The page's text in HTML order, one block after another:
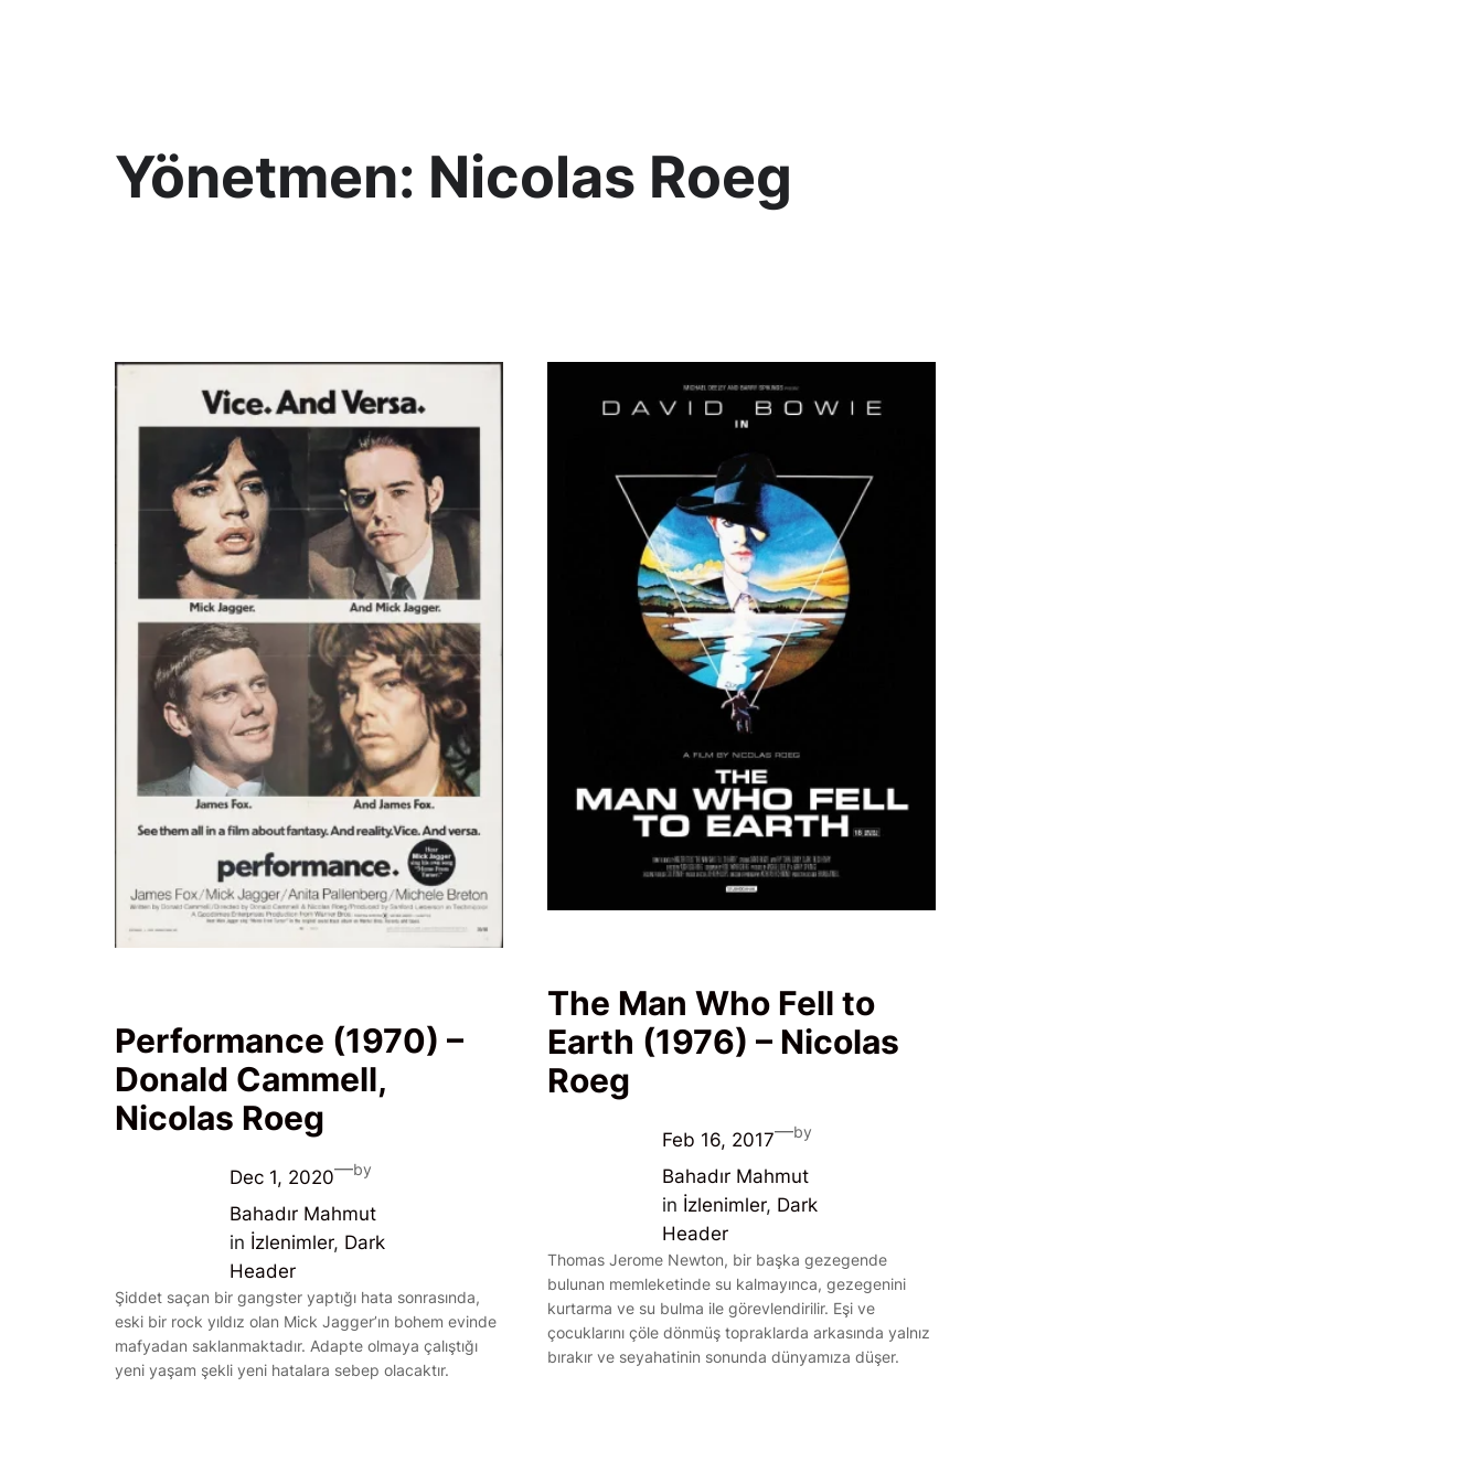
Yönetmen: Nicolas Roeg
Performance (1970) –
Donald Cammell,
Nicolas Roeg
Dec 1, 2020—by
Bahadır Mahmut
in İzlenimler, Dark
Header
Şiddet saçan bir gangster yaptığı hata sonrasında,
eski bir rock yıldız olan Mick Jagger’ın bohem evinde
mafyadan saklanmaktadır. Adapte olmaya çalıştığı
yeni yaşam şekli yeni hatalara sebep olacaktır.
The Man Who Fell to
Earth (1976) – Nicolas
Roeg
Feb 16, 2017—by
Bahadır Mahmut
in İzlenimler, Dark
Header
Thomas Jerome Newton, bir başka gezegende
bulunan memleketinde su kalmayınca, gezegenini
kurtarma ve su bulma ile görevlendirilir. Eşi ve
çocuklarını çöle dönmüş topraklarda arkasında yalnız
bırakır ve seyahatinin sonunda dünyamıza düşer.